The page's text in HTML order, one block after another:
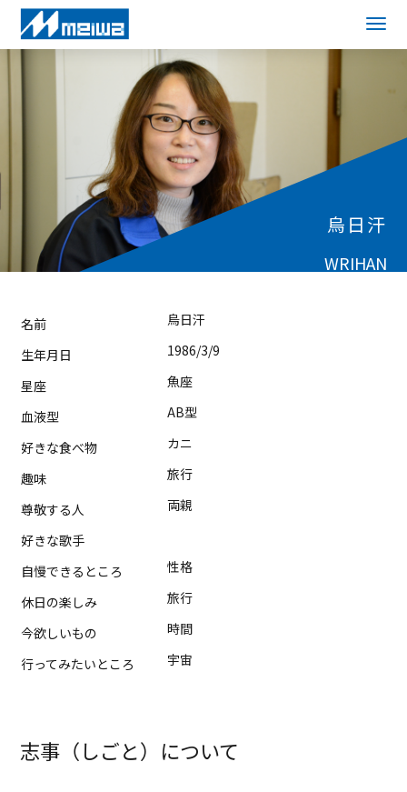
烏日汗
WRIHAN
名前
烏日汗
生年月日
1986/3/9
星座
魚座
血液型
AB型
好きな食べ物
カニ
趣味
旅行
尊敬する人
両親
好きな歌手
自慢できるところ
性格
休日の楽しみ
旅行
今欲しいもの
時間
行ってみたいところ
宇宙
志事（しごと）について